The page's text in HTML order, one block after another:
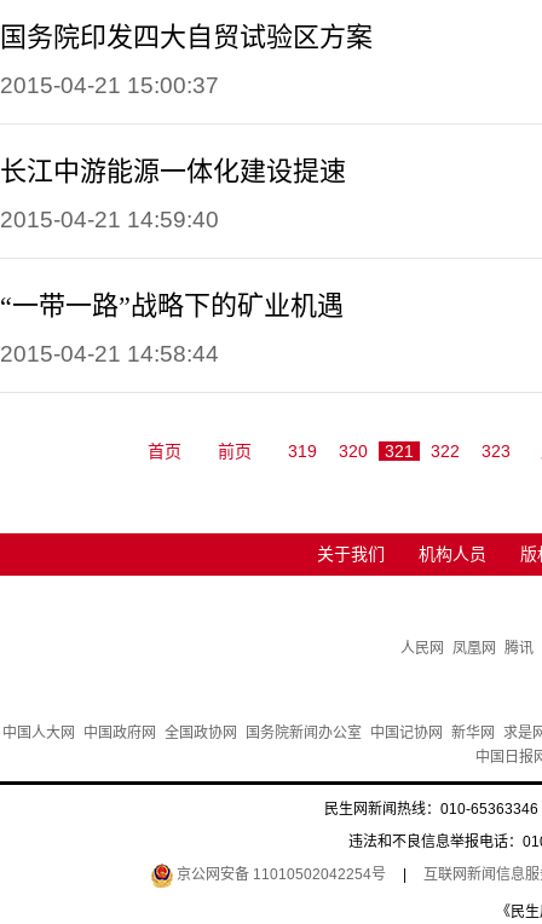
国务院印发四大自贸试验区方案
2015-04-21 15:00:37
长江中游能源一体化建设提速
2015-04-21 14:59:40
“一带一路”战略下的矿业机遇
2015-04-21 14:58:44
首页 前页 319 320 321 322 323
关于我们 机构人员 版
人民网 凤凰网 腾讯
中国人大网 中国政府网 全国政协网 国务院新闻办公室 中国记协网 新华网
求是
中国日报
民生网新闻热线：010-
违法和不良信息举报电话：
京公网安备 11010502042254号
互联网新闻信息
《民